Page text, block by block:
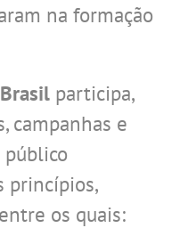
na formação
Brasilparticipa,
campanhas e
princípios,
os quais: